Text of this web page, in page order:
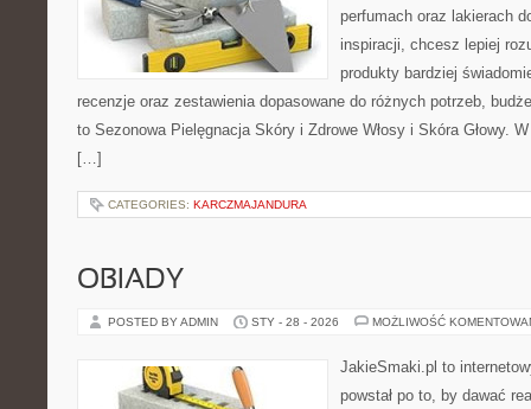
perfumach oraz lakierach
inspiracji, chcesz lepiej
produkty bardziej
recenzje oraz zestawienia dopasowane do różnych potrzeb,
to Sezonowa Pielęgnacja Skóry i Zdrowe Włosy i Skóra Głowy.
[…]
CATEGORIES: KARCZMAJANDURA
OBIADY
POSTED BY ADMIN STY - 28 - 2026 MOŻLIWOŚĆ
JakieSmaki.pl to
powstał po to, by dawać